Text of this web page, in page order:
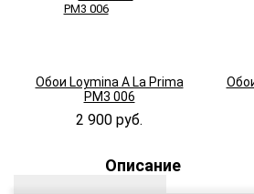
Обои Loymina A La Prima
PM3 006
2 900 руб.
Описание